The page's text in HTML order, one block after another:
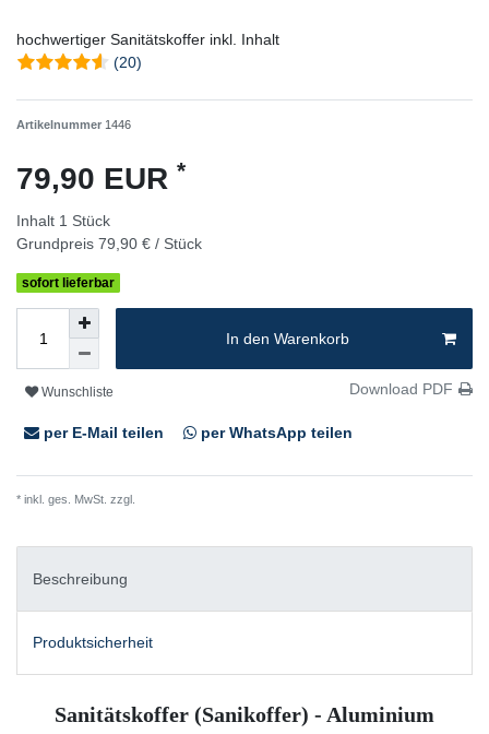
hochwertiger Sanitätskoffer inkl. Inhalt
(20)
Artikelnummer 1446
79,90 EUR *
Inhalt 1 Stück
Grundpreis 79,90 € / Stück
sofort lieferbar
In den Warenkorb
Wunschliste Download PDF
per E-Mail teilen per WhatsApp teilen
* inkl. ges. MwSt. zzgl.
Beschreibung
Produktsicherheit
Sanitätskoffer (Sanikoffer) - Aluminium